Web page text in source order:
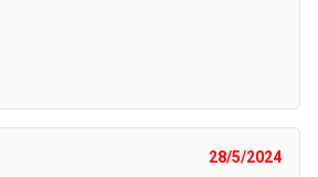
28/5/2024